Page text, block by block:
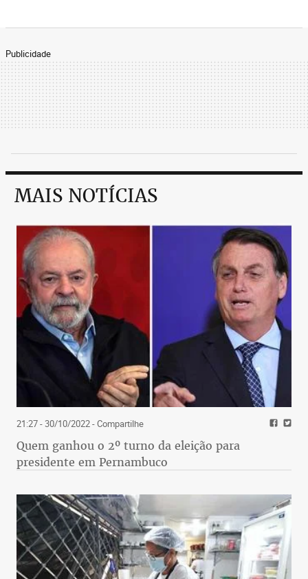
Publicidade
MAIS NOTÍCIAS
21:27 - 30/10/2022- Compartilhe
Quem ganhou o 2º turno da eleição para
presidente em Pernambuco